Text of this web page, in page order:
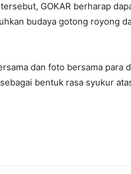
GOKAR berharap
budaya gotong royong
dan foto bersama para
bentuk rasa syukur